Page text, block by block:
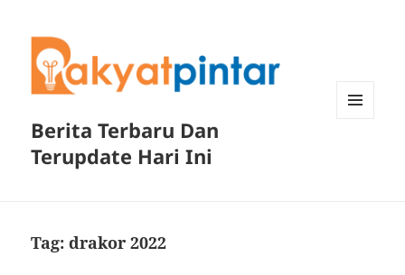
Berita Terbaru Dan
Terupdate Hari Ini
Tag:drakor 2022